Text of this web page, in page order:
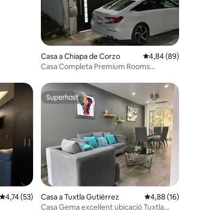
Casa a Chiapa de Corzo 4,84 de puntuació
4,84 (89)
Casa Completa Premium Rooms
4,74 de puntuació mitjana d'un total de 5; 53 avaluacions
4,74 (53)
Superhost
Superhost
Casa a Tuxtla Gutiérrez 4,88 de puntuació
4,88 (16)
Casa Gema excel·lent ubicació Tuxtla